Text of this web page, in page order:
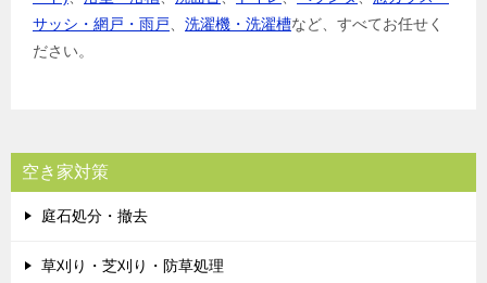
サッシ・網戸・雨戸
洗濯機・洗濯槽など、すべてお任せく
ださい。
空き家対策
庭石処分・撤去
草刈り・芝刈り・防草処理